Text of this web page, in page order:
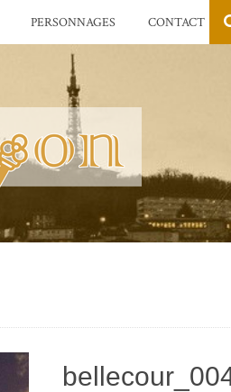
PERSONNAGES CONTACT